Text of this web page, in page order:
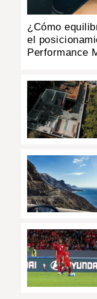
¿Cómo
el
Performance